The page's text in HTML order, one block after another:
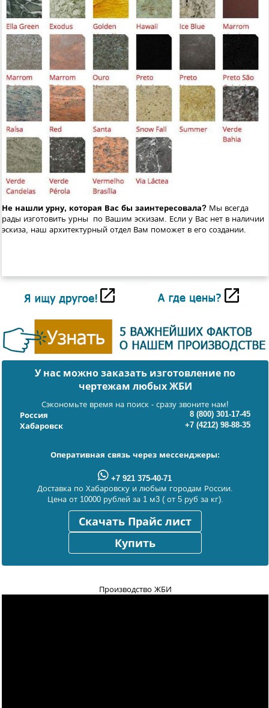
Не нашли урну, которая Вас бы заинтересовала? Мы всегда
рады изготовить урны по Вашим эскизам. Если у Вас нет в наличии
эскиза, наш архитектурный отдел Вам поможет в его создании.
У нас можно заказать изготовление по
чертежам любых ЖБИ
Сэкономьте время на поиск - сразу звоните нам!
Россия
8 (800) 301-17-45
Хабаровск
+7 (4212) 98-88-35
Оперативная связь через мессенджеры:
+7 921 375-40-71
Доставка по Хабаровску и любым городам России.
Цена от 10000 рублей за 1 м3 ( от 5 руб за кг).
Скачать Прайс лист
Купить
Производство ЖБИ